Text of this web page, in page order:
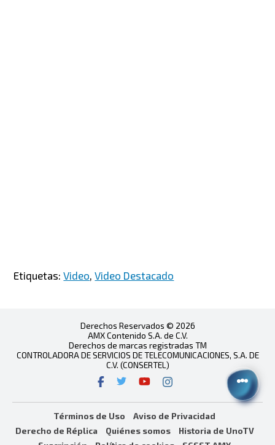
Etiquetas:Video,Video Destacado
Derechos Reservados © 2026
AMX Contenido S.A. de C.V.
Derechos de marcas registradas TM
CONTROLADORA DE SERVICIOS DE TELECOMUNICACIONES, S.A. DE
C.V. (CONSERTEL)
Términos de Uso
Aviso de Privacidad
Derecho de Réplica
Quiénes somos
Historia de UnoTV